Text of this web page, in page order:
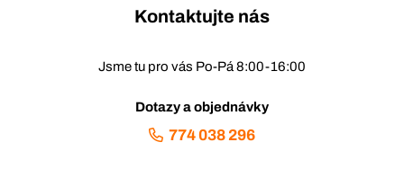
Kontaktujte nás
Jsme tu pro vás Po-Pá 8:00-16:00
Dotazy a objednávky
774 038 296